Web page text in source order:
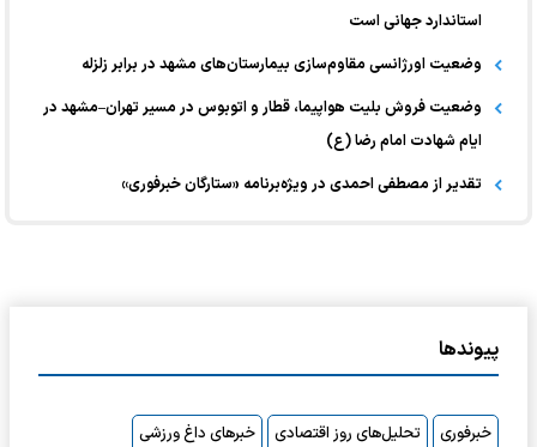
استاندارد جهانی است
وضعیت اورژانسی مقاوم‌سازی بیمارستان‌های مشهد در برابر زلزله
وضعیت فروش بلیت هواپیما، قطار و اتوبوس در مسیر تهران–مشهد در
ایام شهادت امام رضا (ع)
تقدیر از مصطفی احمدی در ویژه‌برنامه «ستارگان خبرفوری»
پیوندها
خبرفوری تحلیل‌های روز اقتصادی
خبرهای داغ ورزشی